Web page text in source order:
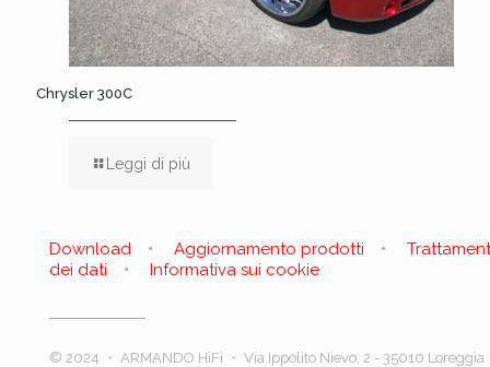
Chrysler 300C
Leggi di più
Download Aggiornamento prodotti
dei dati
Informativa sui cookie
© 2024 ・ ARMANDO HiFi ・ Via Ippolito Nievo, 2 - 35010 Loreggia